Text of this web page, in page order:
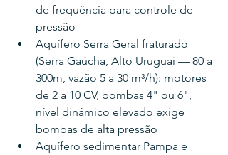
de frequência para controle de
pressão
Aquífero Serra Geral fraturado
(Serra Gaúcha, Alto Uruguai — 80 a
300m, vazão 5 a 30 m³/h): motores
de 2 a 10 CV, bombas 4" ou 6",
nível dinâmico elevado exige
bombas de alta pressão
Aquífero sedimentar Pampa e